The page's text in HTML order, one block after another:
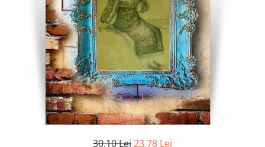
Literatura
Contemporana
Universala
Universala
Non-fictiune
30,10 Lei23,78 Lei